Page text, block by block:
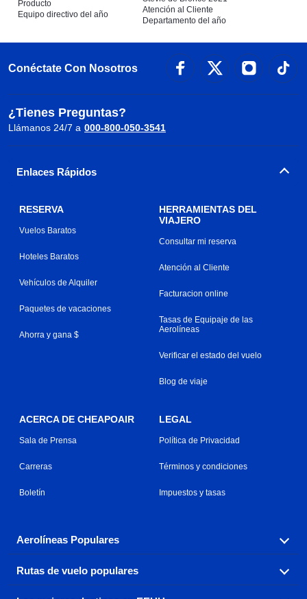
Producto
Equipo directivo del año
Atención al Cliente
Departamento del año
Conéctate Con Nosotros
¿Tienes Preguntas?
Llámanos 24/7 a 000-800-050-3541
Enlaces Rápidos
RESERVA
Vuelos Baratos
Hoteles Baratos
Vehículos de Alquiler
Paquetes de vacaciones
Ahorra y gana $
HERRAMIENTAS DEL
VIAJERO
Consultar mi reserva
Atención al Cliente
Facturacion online
Tasas de Equipaje de las
Aerolíneas
Verificar el estado del vuelo
Blog de viaje
ACERCA DE CHEAPOAIR
Sala de Prensa
Carreras
Boletín
LEGAL
Política de Privacidad
Términos y condiciones
Impuestos y tasas
Aerolíneas Populares
Explora nuestras opciones de tarifas aéreas baratas por
aerolínea, con más de 500 opciones para elegir.
Rutas de vuelo populares